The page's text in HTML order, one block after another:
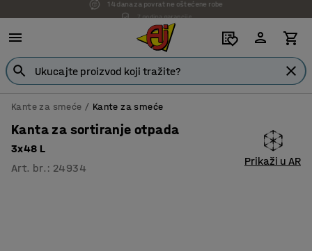
7 godina garancije
Kante za smeće Kante za smeće
Kanta za sortiranje otpada
3x48 L
Art. br. : 24934
Prikaži u AR